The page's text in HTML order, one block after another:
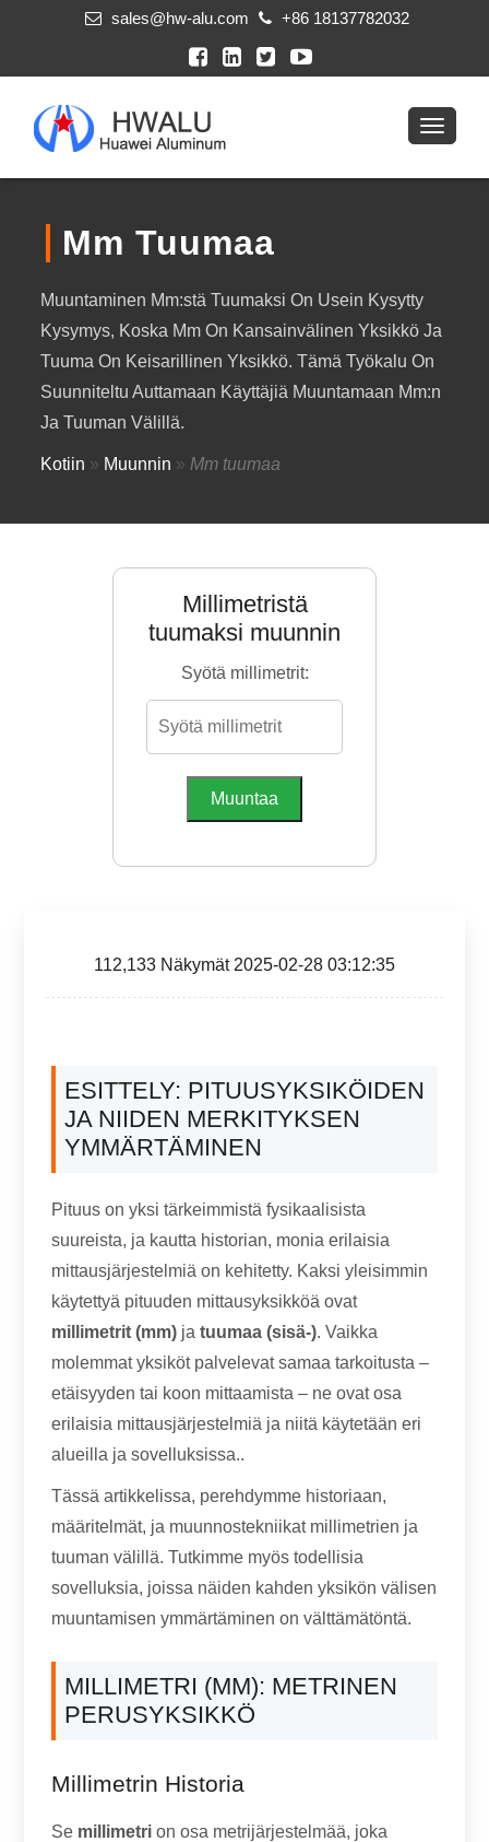
sales@hw-alu.com +86 18137782032
Mm Tuumaa
Muuntaminen Mm:stä Tuumaksi On Usein Kysytty
Kysymys, Koska Mm On Kansainvälinen Yksikkö Ja
Tuuma On Keisarillinen Yksikkö. Tämä Työkalu On
Suunniteltu Auttamaan Käyttäjiä Muuntamaan Mm:n
Ja Tuuman Välillä.
Kotiin » Muunnin » Mm tuumaa
Millimetristä
tuumaksi muunnin
Syötä millimetrit:
Muuntaa
112,133 Näkymät 2025-02-28 03:12:35
ESITTELY: PITUUSYKSIKÖIDEN
JA NIIDEN MERKITYKSEN
YMMÄRTÄMINEN
Pituus on yksi tärkeimmistä fysikaalisista
suureista, ja kautta historian, monia erilaisia ​​
mittausjärjestelmiä on kehitetty. Kaksi yleisimmin
käytettyä pituuden mittausyksikköä ovat
millimetrit (mm) jatuumaa (sisä-). Vaikka
molemmat yksiköt palvelevat samaa tarkoitusta –
etäisyyden tai koon mittaamista – ne ovat osa
erilaisia ​​mittausjärjestelmiä ja niitä käytetään eri
alueilla ja sovelluksissa..
Tässä artikkelissa, perehdymme historiaan,
määritelmät, ja muunnostekniikat millimetrien ja
tuuman välillä. Tutkimme myös todellisia
sovelluksia, joissa näiden kahden yksikön välisen
muuntamisen ymmärtäminen on välttämätöntä.
MILLIMETRI (MM): METRINEN
PERUSYKSIKKÖ
Millimetrin Historia
Se millimetri on osa metrijärjestelmää, joka